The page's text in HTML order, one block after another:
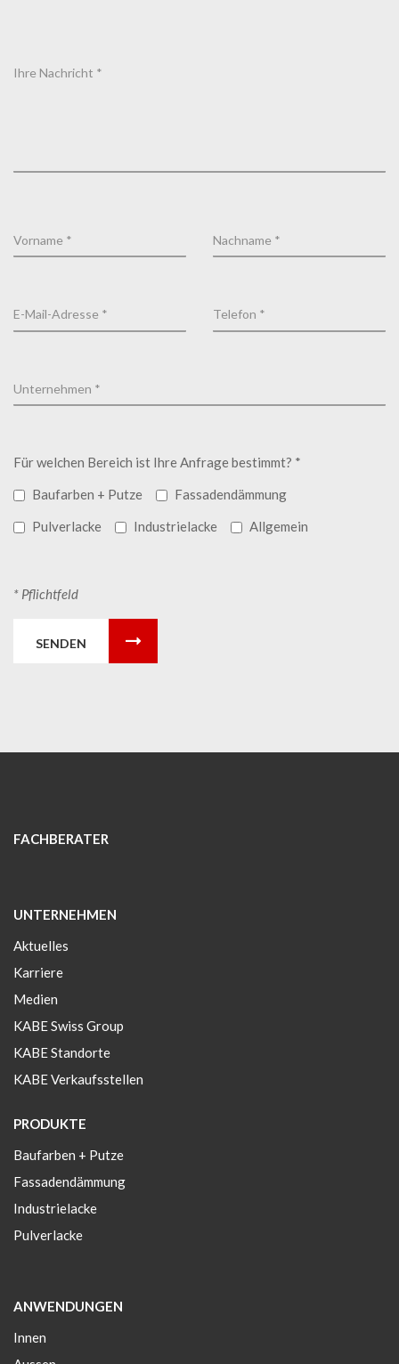
Für welchen Bereich ist Ihre Anfrage bestimmt? *
Baufarben + Putze
Fassadendämmung
Pulverlacke
Industrielacke Allgemein
* Pflichtfeld
SENDEN
FACHBERATER
UNTERNEHMEN
Aktuelles
Karriere
Medien
KABE Swiss Group
KABE Standorte
KABE Verkaufsstellen
PRODUKTE
Baufarben + Putze
Fassadendämmung
Industrielacke
Pulverlacke
ANWENDUNGEN
Innen